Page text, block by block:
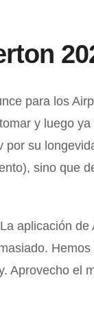
para los
y luego
su
sino que
aplicación
Aprovecho el